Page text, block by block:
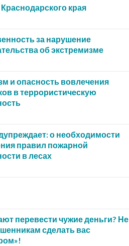
края
за нарушение
об экстремизме
и опасность вовлечения
в террористическую
о необходимости
правил пожарной
в лесах
перевести чужие деньги? Не
сделать вас